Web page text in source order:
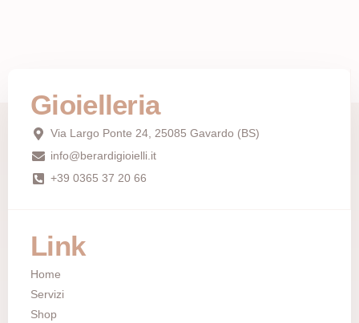
Gioielleria
Via Largo Ponte 24, 25085 Gavardo (BS)
info@berardigioielli.it
+39 0365 37 20 66
Link
Home
Servizi
Shop